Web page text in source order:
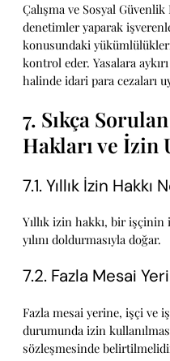
Çalışma ve Sosyal
denetimler yaparak
konusundaki
kontrol eder. Yasalara
halinde idari para cezaları
7. Sıkça
Hakları ve İzin
7.1. Yıllık İzin
Yıllık izin hakkı, bir
yılını doldurmasıyla doğar.
7.2. Fazla Mesai
Fazla mesai yerine, işçi ve
durumunda izin
sözleşmesinde